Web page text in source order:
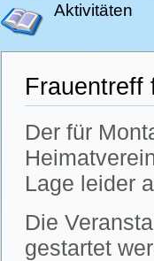
Aktivitäten
Frauentreff
Der für
Lage leider
Die
gestartet